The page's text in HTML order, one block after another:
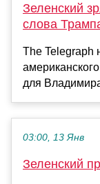
Зеленский
слова
The Telegraph
для
03:00, 13 Янв
Зеленский